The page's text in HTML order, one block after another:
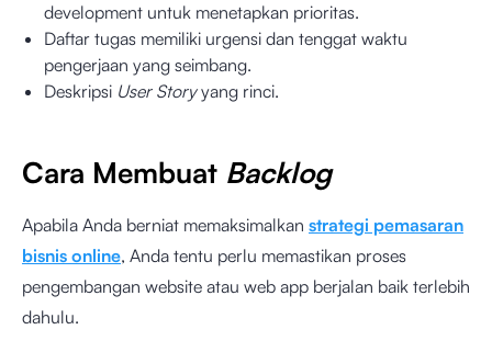
development untuk menetapkan prioritas.
Daftar tugas memiliki urgensi dan tenggat waktu
pengerjaan yang seimbang.
Deskripsi User Storyyang rinci.
Cara Membuat Backlog
Apabila Anda berniat memaksimalkan strategi pemasaran
bisnis online, Anda tentu perlu memastikan proses
pengembangan website atau web app berjalan baik terlebih
dahulu.